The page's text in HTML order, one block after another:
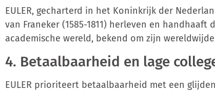
EULER, gecharterd in het Koninkrijk der
van Franeker (1585-1811) herleven en
academische wereld, bekend om zijn
4. Betaalbaarheid en lage
EULER prioriteert betaalbaarheid met een